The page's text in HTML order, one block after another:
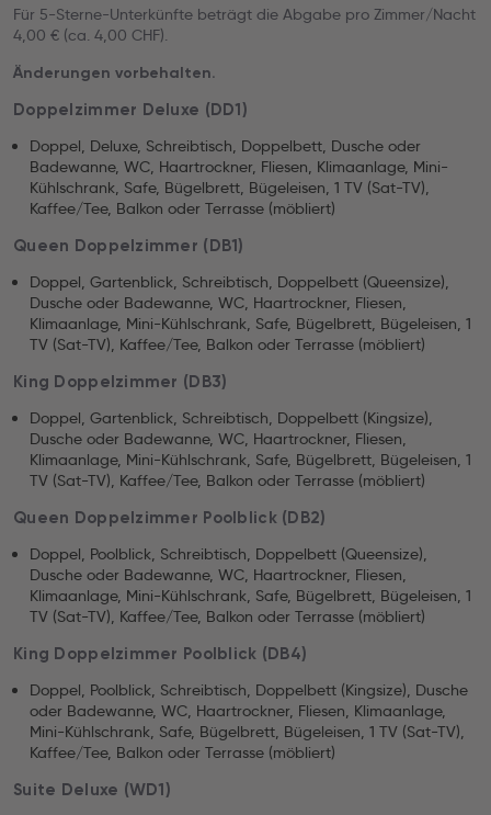
Für 5-Sterne-Unterkünfte beträgt die Abgabe pro Zimmer/Nacht
4,00 € (ca. 4,00 CHF).
Änderungen vorbehalten.
Doppelzimmer Deluxe (DD1)
Doppel, Deluxe, Schreibtisch, Doppelbett, Dusche oder
Badewanne, WC, Haartrockner, Fliesen, Klimaanlage, Mini-
Kühlschrank, Safe, Bügelbrett, Bügeleisen, 1 TV (Sat-TV),
Kaffee/Tee, Balkon oder Terrasse (möbliert)
Queen Doppelzimmer (DB1)
Doppel, Gartenblick, Schreibtisch, Doppelbett (Queensize),
Dusche oder Badewanne, WC, Haartrockner, Fliesen,
Klimaanlage, Mini-Kühlschrank, Safe, Bügelbrett, Bügeleisen, 1
TV (Sat-TV), Kaffee/Tee, Balkon oder Terrasse (möbliert)
King Doppelzimmer (DB3)
Doppel, Gartenblick, Schreibtisch, Doppelbett (Kingsize),
Dusche oder Badewanne, WC, Haartrockner, Fliesen,
Klimaanlage, Mini-Kühlschrank, Safe, Bügelbrett, Bügeleisen, 1
TV (Sat-TV), Kaffee/Tee, Balkon oder Terrasse (möbliert)
Queen Doppelzimmer Poolblick (DB2)
Doppel, Poolblick, Schreibtisch, Doppelbett (Queensize),
Dusche oder Badewanne, WC, Haartrockner, Fliesen,
Klimaanlage, Mini-Kühlschrank, Safe, Bügelbrett, Bügeleisen, 1
TV (Sat-TV), Kaffee/Tee, Balkon oder Terrasse (möbliert)
King Doppelzimmer Poolblick (DB4)
Doppel, Poolblick, Schreibtisch, Doppelbett (Kingsize), Dusche
oder Badewanne, WC, Haartrockner, Fliesen, Klimaanlage,
Mini-Kühlschrank, Safe, Bügelbrett, Bügeleisen, 1 TV (Sat-TV),
Kaffee/Tee, Balkon oder Terrasse (möbliert)
Suite Deluxe (WD1)